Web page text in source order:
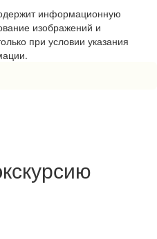
информационную
изображений и
при условии указания